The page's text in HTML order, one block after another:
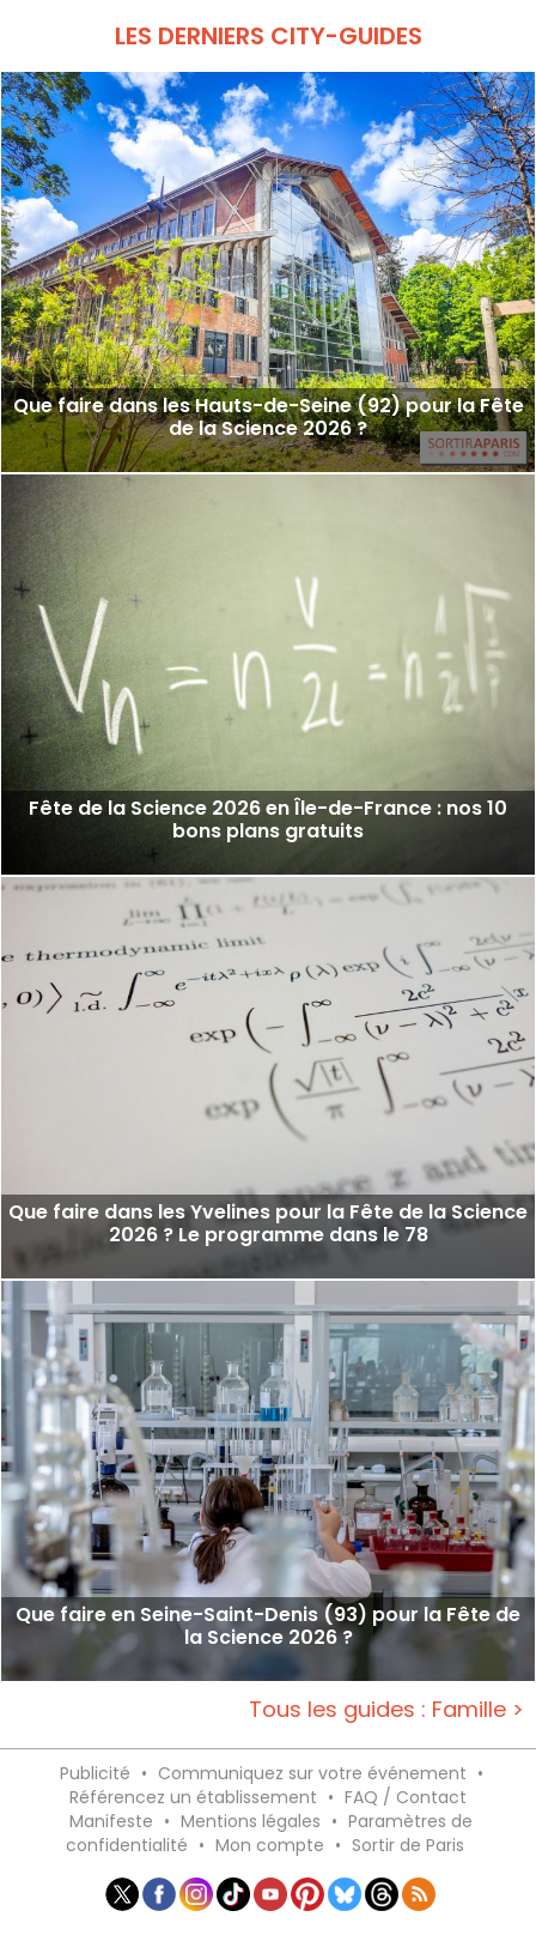
LES DERNIERS CITY-GUIDES
Que faire dans les Hauts-de-Seine (92) pour la Fête
de la Science 2026 ?
Fête de la Science 2026 en Île-de-France : nos 10
bons plans gratuits
Que faire dans les Yvelines pour la Fête de la Science
2026 ? Le programme dans le 78
Que faire en Seine-Saint-Denis (93) pour la Fête de
la Science 2026 ?
Tous les guides : Famille >
Publicité • Communiquez sur votre événement •
Référencez un établissement • FAQ / Contact
Manifeste • Mentions légales • Paramètres de
confidentialité • Mon compte • Sortir de Paris